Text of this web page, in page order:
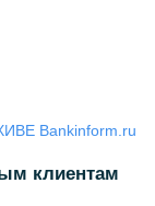
Bankinform.ru
клиентам